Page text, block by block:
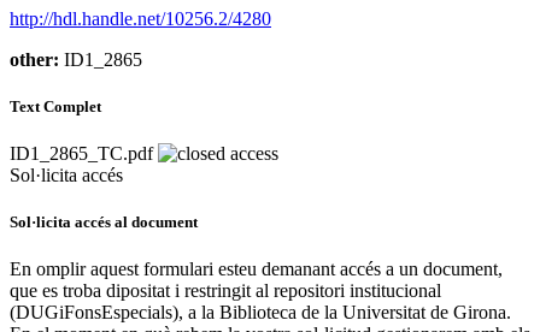
http://hdl.handle.net/10256.2/4280
other: ID1_2865
Text Complet
ID1_2865_TC.pdf
Sol·licita accés
Sol·licita accés al document
En omplir aquest formulari esteu demanant accés a un document,
que es troba dipositat i restringit al repositori institucional
(DUGiFonsEspecials), a la Biblioteca de la Universitat de Girona.